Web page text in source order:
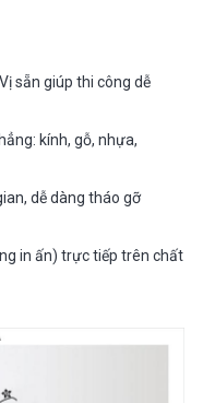
sẵn giúp thi công dễ
kính, gỗ, nhựa,
dễ dàng tháo gỡ
in ấn) trực tiếp trên chất